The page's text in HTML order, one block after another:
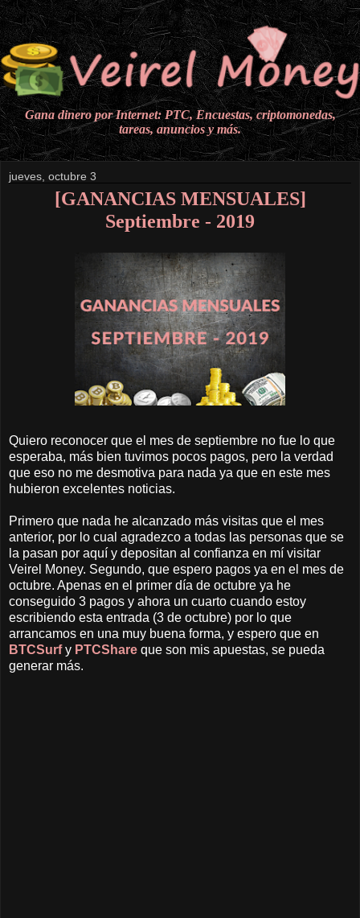
Gana dinero por Internet: PTC, Encuestas, criptomonedas,
tareas, anuncios y más.
jueves, octubre 3
[GANANCIAS MENSUALES]
Septiembre - 2019
Quiero reconocer que el mes de septiembre no fue lo que
esperaba, más bien tuvimos pocos pagos, pero la verdad
que eso no me desmotiva para nada ya que en este mes
hubieron excelentes noticias.
Primero que nada he alcanzado más visitas que el mes
anterior, por lo cual agradezco a todas las personas que se
la pasan por aquí y depositan al confianza en mí visitar
Veirel Money. Segundo, que espero pagos ya en el mes de
octubre. Apenas en el primer día de octubre ya he
conseguido 3 pagos y ahora un cuarto cuando estoy
escribiendo esta entrada (3 de octubre) por lo que
arrancamos en una muy buena forma, y espero que en
BTCSurfy PTCShare que son mis apuestas, se pueda
generar más.